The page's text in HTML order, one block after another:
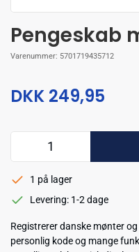
Pengeskab
Varenummer: 5701719435712
DKK 249,95
1 på lager
Levering: 1-2 dage
Registrerer danske mønter
personlig kode og mange